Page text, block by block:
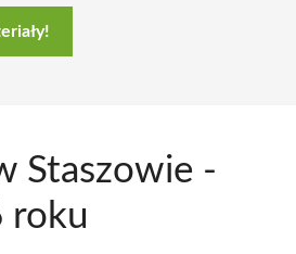
Staszowie -
roku